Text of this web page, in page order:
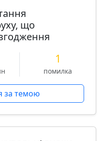
що
1
помилка
за темою